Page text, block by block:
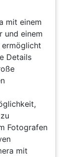
mit einem
und einem
Details
Fotografen
mit